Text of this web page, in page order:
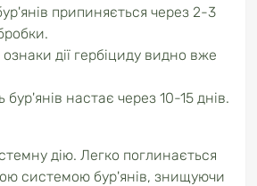
припиняється через 2-3
дії гербіциду видно вже
настає через 10-15 днів.
дію. Легко поглинається
системою бур'янів, знищуючи